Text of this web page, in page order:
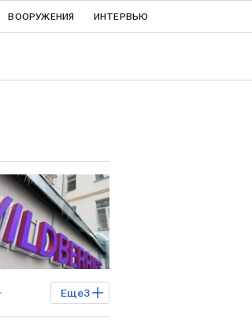
ВООРУЖЕНИЯ ИНТЕРВЬЮ
Еще3